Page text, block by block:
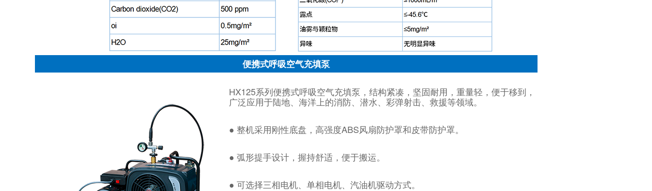
便携式呼吸空气充填泵
HX125系列便携式呼吸空气充填泵，结构紧凑，坚固耐用，重量轻，便于移到，
广泛应用于陆地、海洋上的消防、潜水、彩弹射击、救援等领域。
● 整机采用刚性底盘，高强度ABS风扇防护罩和皮带防护罩。
● 弧形提手设计，握持舒适，便于搬运。
● 可选择三相电机、单相电机、汽油机驱动方式。